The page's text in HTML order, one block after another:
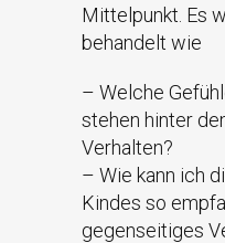
Mittelpunkt. Es
behandelt wie
– Welche
stehen hinter
Verhalten?
– Wie kann ich
Kindes so
gegenseitiges